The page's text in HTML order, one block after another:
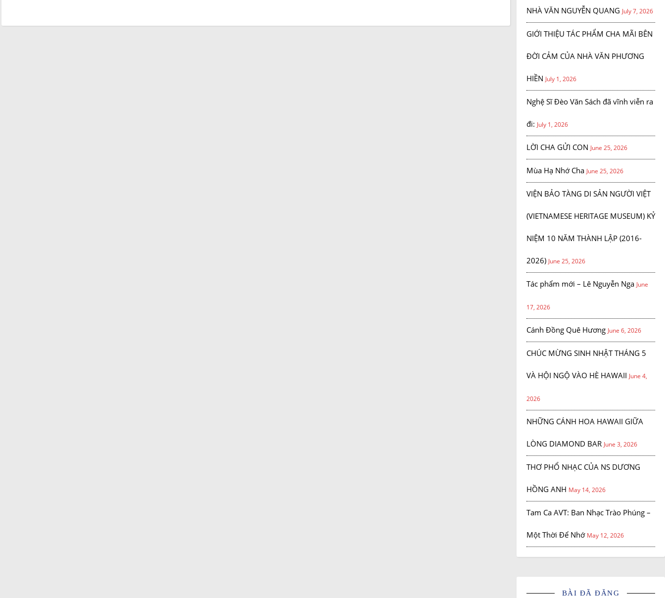
NHÀ VĂN NGUYỄN QUANG July 7, 2026
GIỚI THIỆU TÁC PHẨM CHA MÃI BÊN
ĐỜI CẢM CỦA NHÀ VĂN PHƯƠNG
HIỀN July 1, 2026
Nghệ Sĩ Đèo Văn Sách đã vĩnh viễn ra
đi: July 1, 2026
LỜI CHA GỬI CON June 25, 2026
Mùa Hạ Nhớ Cha June 25, 2026
VIỆN BẢO TÀNG DI SẢN NGƯỜI VIỆT
(VIETNAMESE HERITAGE MUSEUM) KỶ
NIỆM 10 NĂM THÀNH LẬP (2016-
2026) June 25, 2026
Tác phẩm mới – Lê Nguyễn Nga June
17, 2026
Cánh Đồng Quê Hương June 6, 2026
CHÚC MỪNG SINH NHẬT THÁNG 5
VÀ HỘI NGỘ VÀO HÈ HAWAII June 4,
2026
NHỮNG CÁNH HOA HAWAII GIỮA
LÒNG DIAMOND BAR June 3, 2026
THƠ PHỔ NHẠC CỦA NS DƯƠNG
HỒNG ANH May 14, 2026
Tam Ca AVT: Ban Nhạc Trào Phúng –
Một Thời Để Nhớ May 12, 2026
BÀI ĐÃ ĐĂNG